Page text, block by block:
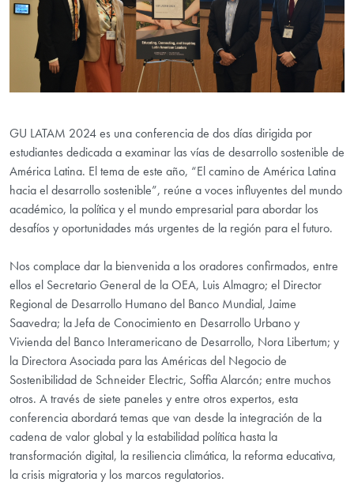
GU LATAM 2024 es una conferencia de dos días dirigida por
estudiantes dedicada a examinar las vías de desarrollo sostenible de
América Latina. El tema de este año, “El camino de América Latina
hacia el desarrollo sostenible”, reúne a voces influyentes del mundo
académico, la política y el mundo empresarial para abordar los
desafíos y oportunidades más urgentes de la región para el futuro.
Nos complace dar la bienvenida a los oradores confirmados, entre
ellos el Secretario General de la OEA, Luis Almagro; el Director
Regional de Desarrollo Humano del Banco Mundial, Jaime
Saavedra; la Jefa de Conocimiento en Desarrollo Urbano y
Vivienda del Banco Interamericano de Desarrollo, Nora Libertum; y
la Directora Asociada para las Américas del Negocio de
Sostenibilidad de Schneider Electric, Soffia Alarcón; entre muchos
otros. A través de siete paneles y entre otros expertos, esta
conferencia abordará temas que van desde la integración de la
cadena de valor global y la estabilidad política hasta la
transformación digital, la resiliencia climática, la reforma educativa,
la crisis migratoria y los marcos regulatorios.